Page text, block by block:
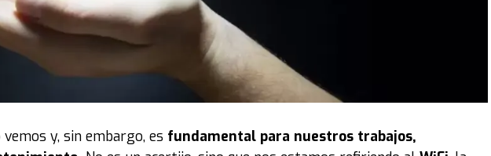
y, sin embargo, es fundamental para nuestros trabajos,